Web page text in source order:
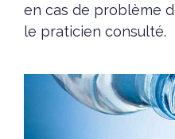
en cas de problème
le praticien consulté.